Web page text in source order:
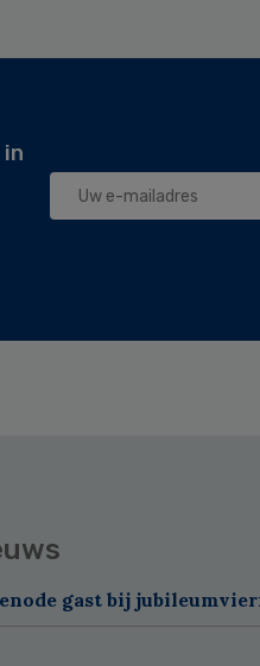
gast bij